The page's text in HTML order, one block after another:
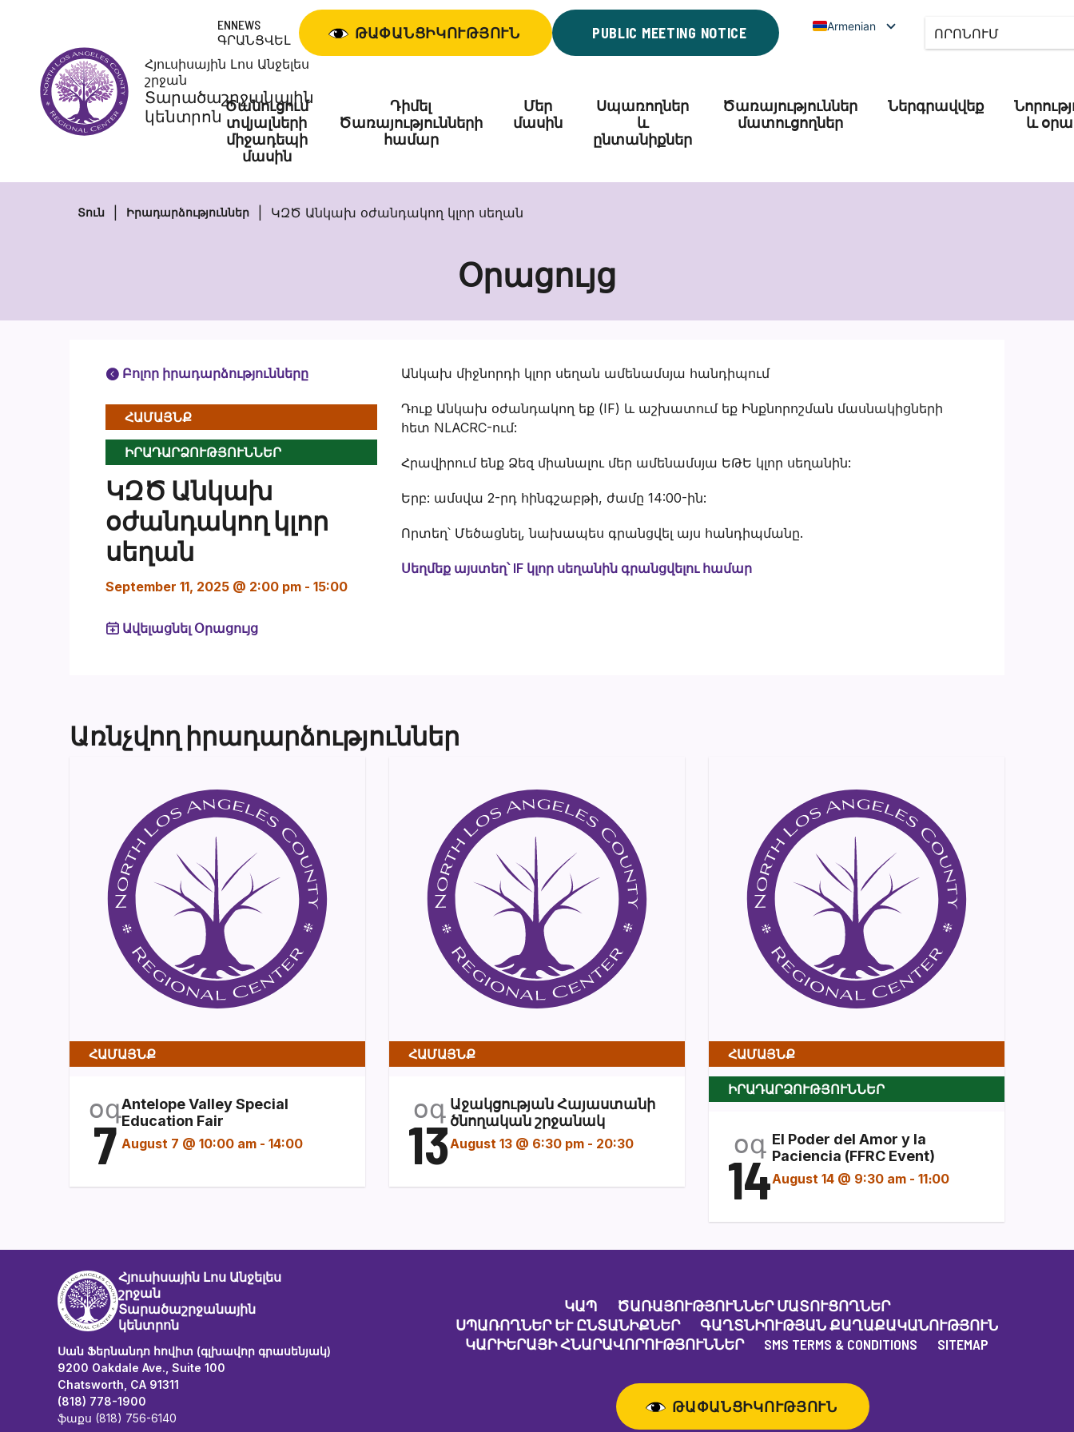
Հյուսիսային Լոս Անջելես
շրջան
Տարածաշրջանային
կենտրոն
ENNEWS
ԳՐԱՆՑՎԵԼ
ԹԱՓԱՆՑԻԿՈՒԹՅՈՒՆ PUBLIC MEETING NOTICE Armenian
Ծանուցում
տվյալների
միջադեպի
մասին
Դիմել
Ծառայությունների
համար
Մեր
մասին
Սպառողներ
և
ընտանիքներ
Ծառայություններ
մատուցողներ
Ներգրավվեք
և
Տուն Իրադարձություններ ԿԶԾ Անկախ օժանդակող կլոր սեղան
Օրացույց
Բոլոր իրադարձությունները
ՀԱՄԱՅՆՔ
ԻՐԱԴԱՐՁՈՒԹՅՈՒՆՆԵՐ
ԿԶԾ Անկախ
օժանդակող կլոր
սեղան
September 11, 2025 @ 2:00 pm - 15:00
Ավելացնել Օրացույց
Անկախ միջնորդի կլոր սեղան ամենամսյա հանդիպում
Դուք Անկախ օժանդակող եք (IF) և աշխատում եք Ինքնորոշման մասնակիցների
հետ NLACRC-ում:
Հրավիրում ենք Ձեզ միանալու մեր ամենամսյա ԵԹԵ կլոր սեղանին:
Երբ: ամսվա 2-րդ հինգշաբթի, ժամը 14:00-ին:
Որտեղ՝ Մեծացնել, նախապես գրանցվել այս հանդիպմանը.
Սեղմեք այստեղ՝ IF կլոր սեղանին գրանցվելու համար
Առնչվող իրադարձություններ
ՀԱՄԱՅՆՔ
օգ
7
Antelope Valley Special
Education Fair
August 7 @ 10:00 am - 14:00
ՀԱՄԱՅՆՔ
օգ
13
Աջակցության Հայաստանի
ծնողական շրջանակ
August 13 @ 6:30 pm - 20:30
ՀԱՄԱՅՆՔ
ԻՐԱԴԱՐՁՈՒԹՅՈՒՆՆԵՐ
օգ
14
El Poder del Amor y la
Paciencia (FFRC Event)
August 14 @ 9:30 am - 11։00
Հյուսիսային Լոս Անջելես
շրջան
Տարածաշրջանային
կենտրոն
Սան Ֆերնանդո հովիտ (գլխավոր գրասենյակ)
9200 Oakdale Ave., Suite 100
Chatsworth, CA 91311
(818) 778-1900
ֆաքս (818) 756-6140
ԿԱՊ
ԾԱՌԱՅՈՒԹՅՈՒՆՆԵՐ ՄԱՏՈՒՑՈՂՆԵՐ
ՍՊԱՌՈՂՆԵՐ ԵՒ ԸՆՏԱՆԻՔՆԵՐ
ԳԱՂՏՆԻՈՒԹՅԱՆ ՔԱՂԱՔԱԿԱՆՈՒԹՅՈՒՆ
ԿԱՐԻԵՐԱՅԻ ՀՆԱՐԱՎՈՐՈՒԹՅՈՒՆՆԵՐ
SMS TERMS & CONDITIONS SITEMAP
ԹԱՓԱՆՑԻԿՈՒԹՅՈՒՆ